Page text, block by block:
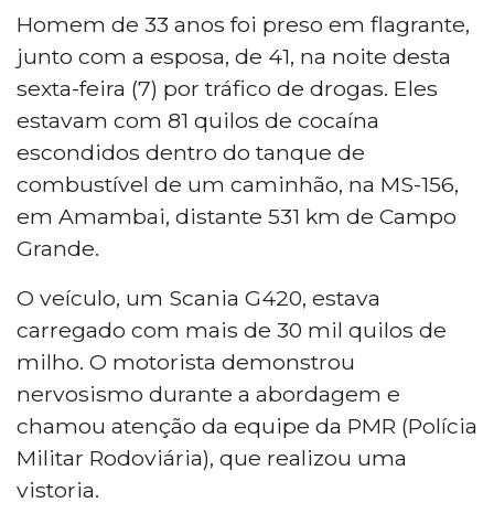
Homem de 33 anos foi preso em flagrante,
junto com a esposa, de 41, na noite desta
sexta-feira (7) por tráfico de drogas. Eles
estavam com 81 quilos de cocaína
escondidos dentro do tanque de
combustível de um caminhão, na MS-156,
em Amambai, distante 531 km de Campo
Grande.
O veículo, um Scania G420, estava
carregado com mais de 30 mil quilos de
milho. O motorista demonstrou
nervosismo durante a abordagem e
chamou atenção da equipe da PMR (Polícia
Militar Rodoviária), que realizou uma
vistoria.